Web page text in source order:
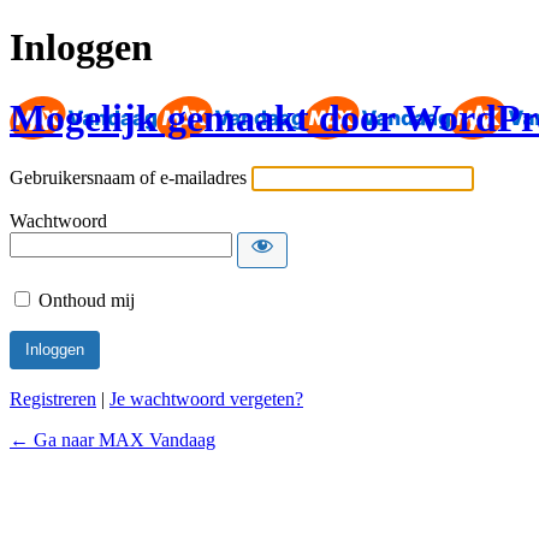
Inloggen
Mogelijk gemaakt door
Gebruikersnaam of e-mailadres
Wachtwoord
Onthoud mij
Registreren | Je wachtwoord vergeten?
← Ga naar MAX Vandaag